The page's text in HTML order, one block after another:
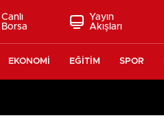
Canlı
Borsa
Yayın
Akışları
EKONOMİ EĞİTİM SPOR